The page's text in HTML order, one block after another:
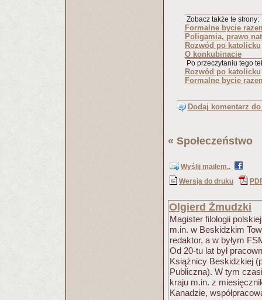
Zobacz także te strony:
Formalne bycie
Poligamia, prawo
Rozwód po katolicku
O konkubinacie
Po przeczytaniu tego
Rozwód po katolicku
Formalne bycie
Dodaj komentarz
« Społeczeństwo
Wyślij mailem..
Wersja do druku
Olgierd Żmudzki
Magister filologii
m.in. w Beskidzkim
redaktor, a w byłym
Od 20-tu lat był
Książnicy Beskidzkiej
Publiczna). W tym
kraju m.in. z
Kanadzie,